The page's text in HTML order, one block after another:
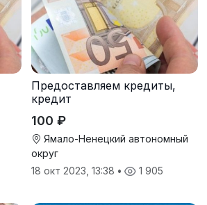
Предоставляем кредиты,
кредит
100 ₽
Ямало-Ненецкий автономный
округ
18 окт 2023, 13:38 • 1 905